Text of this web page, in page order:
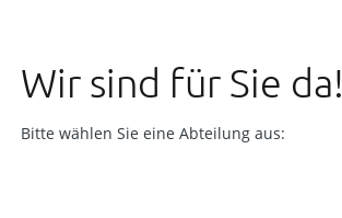
Wir sind für Sie da!
Bitte wählen Sie eine Abteilung aus: